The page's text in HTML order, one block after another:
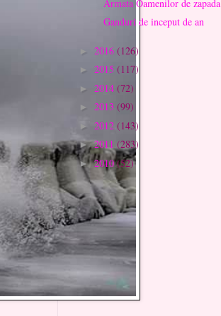
Armata Oamenilor de zapada
Ganduri de inceput de an
► 2016 (126)
► 2015 (117)
► 2014 (72)
► 2013 (99)
► 2012 (143)
►2011 (283)
►2010(52)